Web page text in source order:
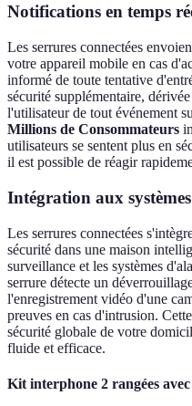
Notifications en temps
Les serrures connectées
votre appareil mobile en cas
informé de toute tentative
sécurité supplémentaire,
l'utilisateur de tout événement
Millions de Consommateurs
utilisateurs se sentent plus en
il est possible de réagir
Intégration aux
Les serrures connectées
sécurité dans une maison
surveillance et les systèmes
serrure détecte un
l'enregistrement vidéo d'une
preuves en cas d'intrusion.
sécurité globale de votre
fluide et efficace.
Kit interphone 2 rangées